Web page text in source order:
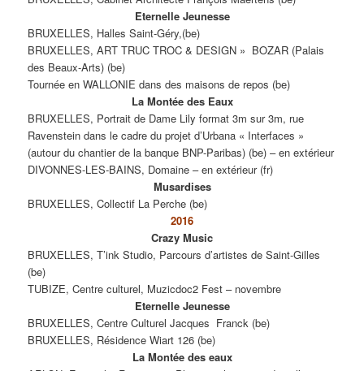
Eternelle Jeunesse
BRUXELLES, Halles Saint-Géry,(be)
BRUXELLES, ART TRUC TROC & DESIGN » BOZAR (Palais
des Beaux-Arts) (be)
Tournée en WALLONIE dans des maisons de repos (be)
La Montée des Eaux
BRUXELLES, Portrait de Dame Lily format 3m sur 3m, rue
Ravenstein dans le cadre du projet d’Urbana « Interfaces »
(autour du chantier de la banque BNP-Paribas) (be) – en extérieur
DIVONNES-LES-BAINS, Domaine – en extérieur (fr)
Musardises
BRUXELLES, Collectif La Perche (be)
2016
Crazy Music
BRUXELLES, T’ink Studio, Parcours d’artistes de Saint-Gilles
(be)
TUBIZE, Centre culturel, Muzicdoc2 Fest – novembre
Eternelle Jeunesse
BRUXELLES, Centre Culturel Jacques Franck (be)
BRUXELLES, Résidence Wiart 126 (be)
La Montée des eaux